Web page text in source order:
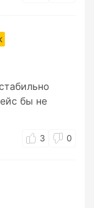
бы не
3 0